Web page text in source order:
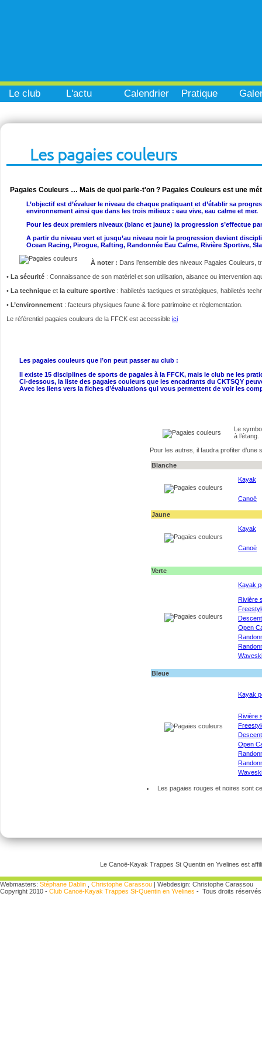
Le club L'actu Calendrier Pratique
Les pagaies couleurs
Pagaies Couleurs … Mais de quoi parle-t'on ? Pagaies Couleurs est une
L’objectif est d’évaluer le niveau de chaque pratiquant et d’établir sa
environnement ainsi que dans les trois milieux : eau vive, eau calme et mer.
Pour les deux premiers niveaux (blanc et jaune) la progression s’effectue
A partir du niveau vert et jusqu’au niveau noir la progression devient
Ocean Racing, Pirogue, Rafting, Randonnée Eau Calme, Rivière Sportive,
À noter : Dans l’ensemble des niveaux Pagaies
• La sécurité : Connaissance de son matériel et son utilisation, aisance ou intervention
• La technique et la culture sportive : habiletés tactiques et stratégiques, habiletés
• L’environnement : facteurs physiques faune & flore patrimoine et réglementation.
Le référentiel pagaies couleurs de la FFCK est accessible ici
Les pagaies couleurs que l’on peut passer au club :
Il existe 15 disciplines de sports de pagaies à la FFCK, mais le club ne les
Ci-dessous, la liste des pagaies couleurs que les encadrants du CKTSQY
Avec les liens vers la fiches d’évaluations qui vous permettent de voir les
Le
à l’étang.
Pour les autres, il faudra profiter
Blanche
Kayak
Canoë
Jaune
Kayak
Canoë
Verte
Kayak
Rivière
Open
Waveski
Bleue
Kayak
Rivière
Open
Waveski
Les pagaies rouges et noires sont
Le Canoë-Kayak Trappes St Quentin en Yvelines est
Webmasters: Stéphane Dablin Christophe Carassou | Webdesign: Christophe Carassou
Copyright 2010 - Club Canoë-Kayak Trappes St-Quentin en Yvelines - Tous droits réservés